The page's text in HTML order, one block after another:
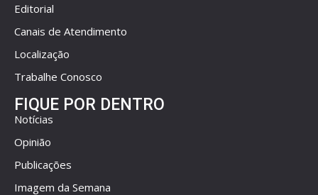
Editorial
Canais de Atendimento
Localização
Trabalhe Conosco
FIQUE POR DENTRO
Notícias
Opinião
Publicações
Imagem da Semana